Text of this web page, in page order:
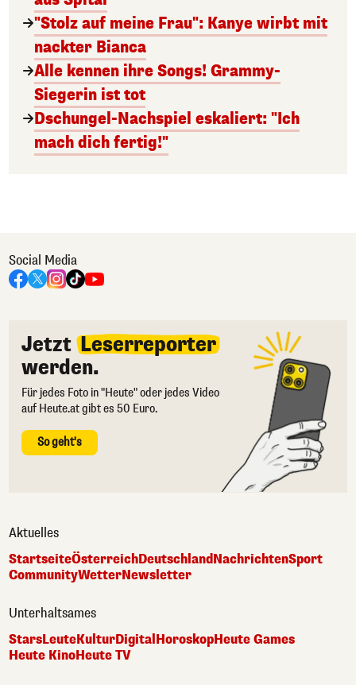
"Stolz auf meine Frau": Kanye wirbt mit
nackter Bianca
Alle kennen ihre Songs! Grammy-
Siegerin ist tot
Dschungel-Nachspiel eskaliert: "Ich
mach dich fertig!"
Social Media
Jetzt Leserreporter
werden.
Für jedes Foto in "Heute" oder jedes Video
auf Heute.at gibt es 50 Euro.
So geht's
Aktuelles
StartseiteÖsterreichDeutschlandNachrichtenSport
CommunityWetterNewsletter
Unterhaltsames
StarsLeuteKulturDigitalHoroskopHeute Games
Heute KinoHeute TV